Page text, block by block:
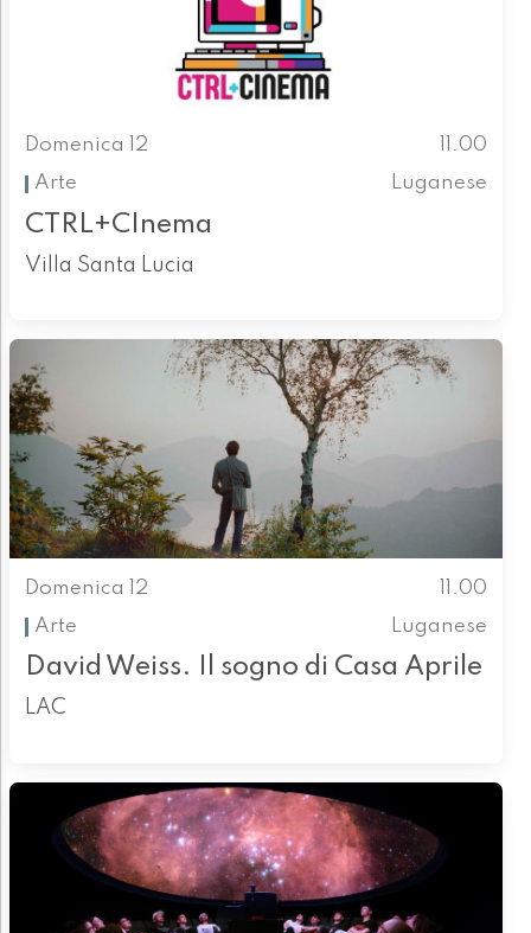
Domenica 12
11.00
Arte
Luganese
CTRL+CInema
Villa Santa Lucia
Domenica 12
11.00
Arte
Luganese
David Weiss. Il sogno di Casa Aprile
LAC